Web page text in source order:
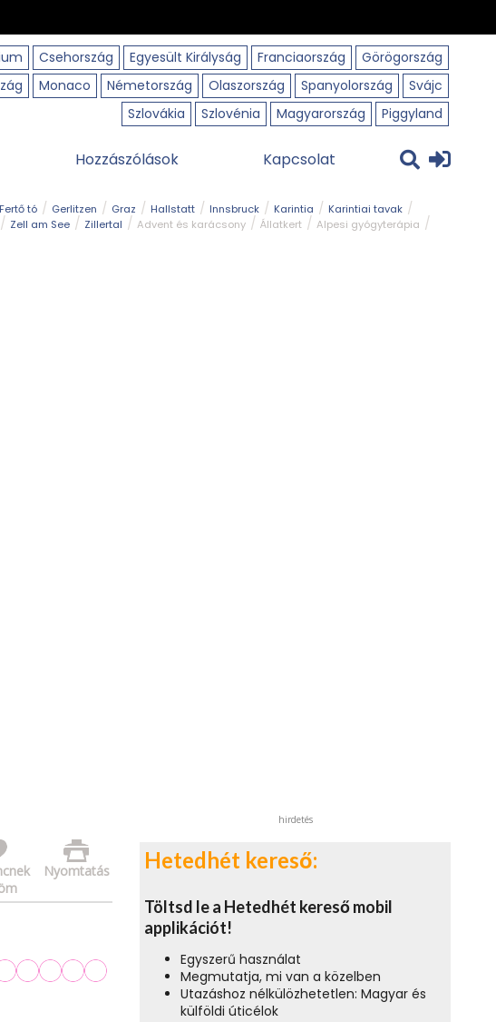
Csehország Egyesült Királyság Franciaország
Görögország
Monaco Németország Olaszország Spanyolország
Svájc
Szlovákia
Szlovénia Magyarország Piggyland
Hozzászólások Kapcsolat
Fertő tó Gerlitzen Graz Hallstatt Innsbruck Karintia
Karintiai tavak
Zell am See Zillertal Advent és karácsony Állatkert
Alpesi gyógyterápia
Nyomtatás
hirdetés
Hetedhét kereső:
Töltsd le a Hetedhét kereső mobil
applikációt!
Egyszerű használat
Megmutatja, mi van a közelben
Utazáshoz nélkülözhetetlen: Magyar és
külföldi úticélok